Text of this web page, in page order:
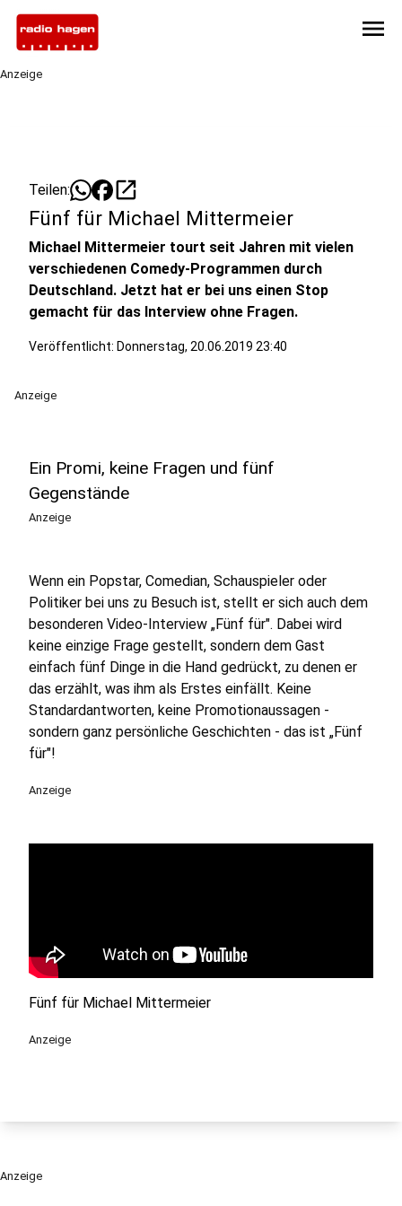
menu
Anzeige
Teilen: open_in_new
Fünf für Michael Mittermeier
Michael Mittermeier tourt seit Jahren mit vielen
verschiedenen Comedy-Programmen durch
Deutschland. Jetzt hat er bei uns einen Stop
gemacht für das Interview ohne Fragen.
Veröffentlicht: Donnerstag, 20.06.2019 23:40
Anzeige
Ein Promi, keine Fragen und fünf
Gegenstände
Anzeige
Wenn ein Popstar, Comedian, Schauspieler oder
Politiker bei uns zu Besuch ist, stellt er sich auch dem
besonderen Video-Interview „Fünf für". Dabei wird
keine einzige Frage gestellt, sondern dem Gast
einfach fünf Dinge in die Hand gedrückt, zu denen er
das erzählt, was ihm als Erstes einfällt. Keine
Standardantworten, keine Promotionaussagen -
sondern ganz persönliche Geschichten - das ist „Fünf
für"!
Anzeige
Fünf für Michael Mittermeier
Anzeige
Anzeige